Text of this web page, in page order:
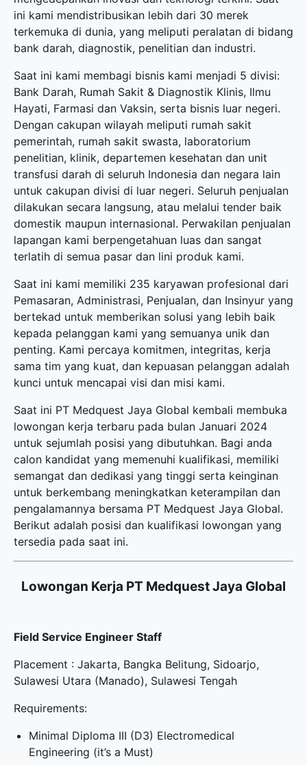
ini kami mendistribusikan lebih dari 30 merek
terkemuka di dunia, yang meliputi peralatan di bidang
bank darah, diagnostik, penelitian dan industri.
Saat ini kami membagi bisnis kami menjadi 5 divisi:
Bank Darah, Rumah Sakit & Diagnostik Klinis, Ilmu
Hayati, Farmasi dan Vaksin, serta bisnis luar negeri.
Dengan cakupan wilayah meliputi rumah sakit
pemerintah, rumah sakit swasta, laboratorium
penelitian, klinik, departemen kesehatan dan unit
transfusi darah di seluruh Indonesia dan negara lain
untuk cakupan divisi di luar negeri. Seluruh penjualan
dilakukan secara langsung, atau melalui tender baik
domestik maupun internasional. Perwakilan penjualan
lapangan kami berpengetahuan luas dan sangat
terlatih di semua pasar dan lini produk kami.
Saat ini kami memiliki 235 karyawan profesional dari
Pemasaran, Administrasi, Penjualan, dan Insinyur yang
bertekad untuk memberikan solusi yang lebih baik
kepada pelanggan kami yang semuanya unik dan
penting. Kami percaya komitmen, integritas, kerja
sama tim yang kuat, dan kepuasan pelanggan adalah
kunci untuk mencapai visi dan misi kami.
Saat ini PT Medquest Jaya Global kembali membuka
lowongan kerja terbaru pada bulan Januari 2024
untuk sejumlah posisi yang dibutuhkan. Bagi anda
calon kandidat yang memenuhi kualifikasi, memiliki
semangat dan dedikasi yang tinggi serta keinginan
untuk berkembang meningkatkan keterampilan dan
pengalamannya bersama PT Medquest Jaya Global.
Berikut adalah posisi dan kualifikasi lowongan yang
tersedia pada saat ini.
Lowongan Kerja PT Medquest Jaya Global
Field Service Engineer Staff
Placement : Jakarta, Bangka Belitung, Sidoarjo,
Sulawesi Utara (Manado), Sulawesi Tengah
Requirements:
Minimal Diploma III (D3) Electromedical
Engineering (it’s a Must)